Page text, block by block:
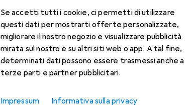
Se accetti tutti i cookie, ci permetti di utilizzare
questi dati per mostrarti offerte personalizzate,
migliorare il nostro negozio e visualizzare pubblicità
mirata sul nostro e su altri siti web o app. A tal fine,
determinati dati possono essere trasmessi anche a
terze parti e partner pubblicitari.
Impressum Informativa sulla privacy
ScopriForum
Test del prodotto